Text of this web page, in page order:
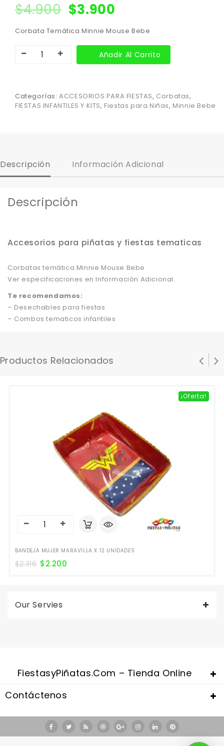
$4.900 $3.900
Corbata Temática Minnie Mouse Bebe
Añadir Al Carrito
Categorías:ACCESORIOS PARA FIESTAS, Corbatas,
FIESTAS INFANTILES Y KITS, Fiestas para Niñas, Minnie Bebe
Descripción Información Adicional
Descripción
Accesorios para piñatas y fiestas tematicas
Corbatas temática Minnie Mouse Bebe
Ver especificaciones en Información Adicional.
Te recomendamos:
– Desechables para fiestas
– Combos tematicos infantiles
Productos Relacionados
¡Oferta!
BANDEJA MUJER MARAVILLA X 12 UNIDADES
$2.316 $2.200
Our Servies
FiestasyPiñatas.com – Tienda Online
Contáctenos
Valentine's Day is coming, it's time to prepare all kinds of gifts,